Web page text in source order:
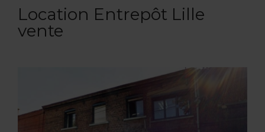
Location Entrepôt Lille
vente